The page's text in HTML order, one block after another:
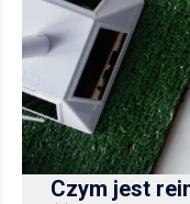
Czym jest